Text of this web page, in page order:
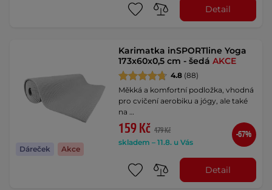
Detail
Dáreček Akce
Karimatka inSPORTline Yoga
173x60x0,5 cm - šedáAKCE
4.8 (88)
Měkká a komfortní podložka, vhodná
pro cvičení aerobiku a jógy, ale také
na …
159 Kč 479 Kč
skladem – 11.8. u Vás
-67%
Detail